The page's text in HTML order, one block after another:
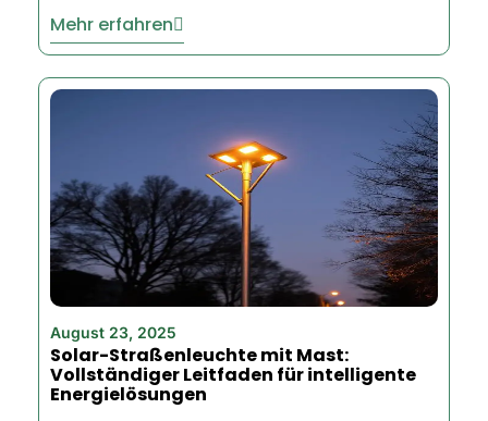
Mehr erfahren
August 23, 2025
Solar-Straßenleuchte mit Mast:
Vollständiger Leitfaden für intelligente
Energielösungen